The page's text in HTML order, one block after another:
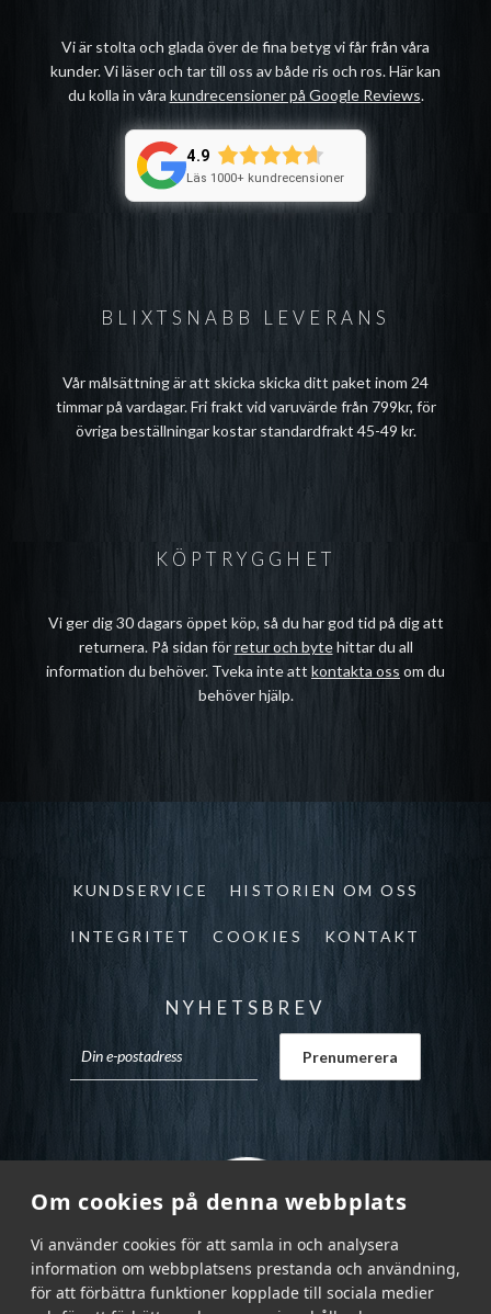
Om cookies på denna webbplats
Vi använder cookies för att samla in och analysera
information om webbplatsens prestanda och användning,
för att förbättra funktioner kopplade till sociala medier
BLIXTSNABB LEVERANS
Vår målsättning är att skicka skicka ditt paket inom 24
timmar på vardagar. Fri frakt vid varuvärde från 799kr, för
övriga beställningar kostar standardfrakt 45-49 kr.
Vi är stolta och glada över de fina betyg vi får från våra
kunder. Vi läser och tar till oss av både ris och ros. Här kan
du kolla in våra kundrecensioner på Google Reviews.
4.9
Läs 1000+ kundrecensioner
KÖPTRYGGHET
Vi ger dig 30 dagars öppet köp, så du har god tid på dig att
returnera. På sidan förretur och bytehittar du all
information du behöver. Tveka inte att kontakta oss om du
behöver hjälp.
KUNDSERVICE HISTORIEN OM OSS
INTEGRITET COOKIES KONTAKT
NYHETSBREV